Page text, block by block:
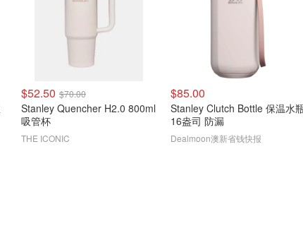
$52.50 $70.00
Stanley Quencher H2.0 800ml
吸管杯
THE ICONIC
$85.00
Stanley Clutch Bottle 保温水
16盎司 防漏
Dealmoon澳新省钱快报